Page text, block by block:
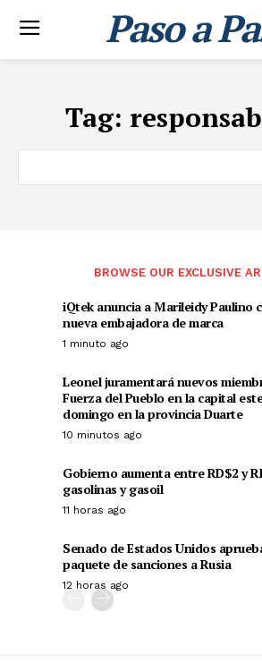
Paso a
Tag:
BROWSE OUR EXCLUSIVE
iQtek anuncia a Marileidy Paulino
nueva embajadora de marca
1 minuto ago
Leonel juramentará nuevos
Fuerza del Pueblo en la capital
domingo en la provincia Duarte
10 minutos ago
Gobierno aumenta entre RD$2 y
gasolinas y gasoil
11 horas ago
Senado de Estados Unidos
paquete de sanciones a Rusia
12 horas ago